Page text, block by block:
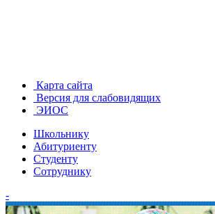
Карта сайта
Версия для слабовидящих
ЭИОС
Школьнику
Абитуриенту
Студенту
Сотруднику
-